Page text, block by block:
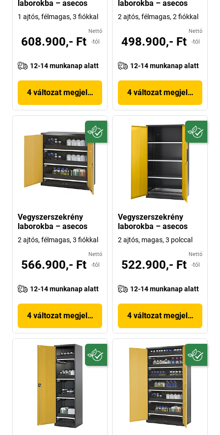
laborokba – asecos
1 ajtós, félmagas, 3 fiókkal
Nettó
608.900,- Ft -tól
12-14 munkanap alatt
4 változat megjelenítése
laborokba – asecos
2 ajtós, félmagas, 2 fiókkal
Nettó
498.900,- Ft -tól
12-14 munkanap alatt
4 változat megjelenítése
Vegyszerszekrény
laborokba – asecos
2 ajtós, félmagas, 3 fiókkal
Nettó
566.900,- Ft -tól
12-14 munkanap alatt
4 változat megjelenítése
Vegyszerszekrény
laborokba – asecos
2 ajtós, magas, 3 polccal
Nettó
522.900,- Ft -tól
12-14 munkanap alatt
4 változat megjelenítése